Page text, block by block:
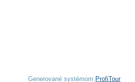
Generované systémom ProfiTour